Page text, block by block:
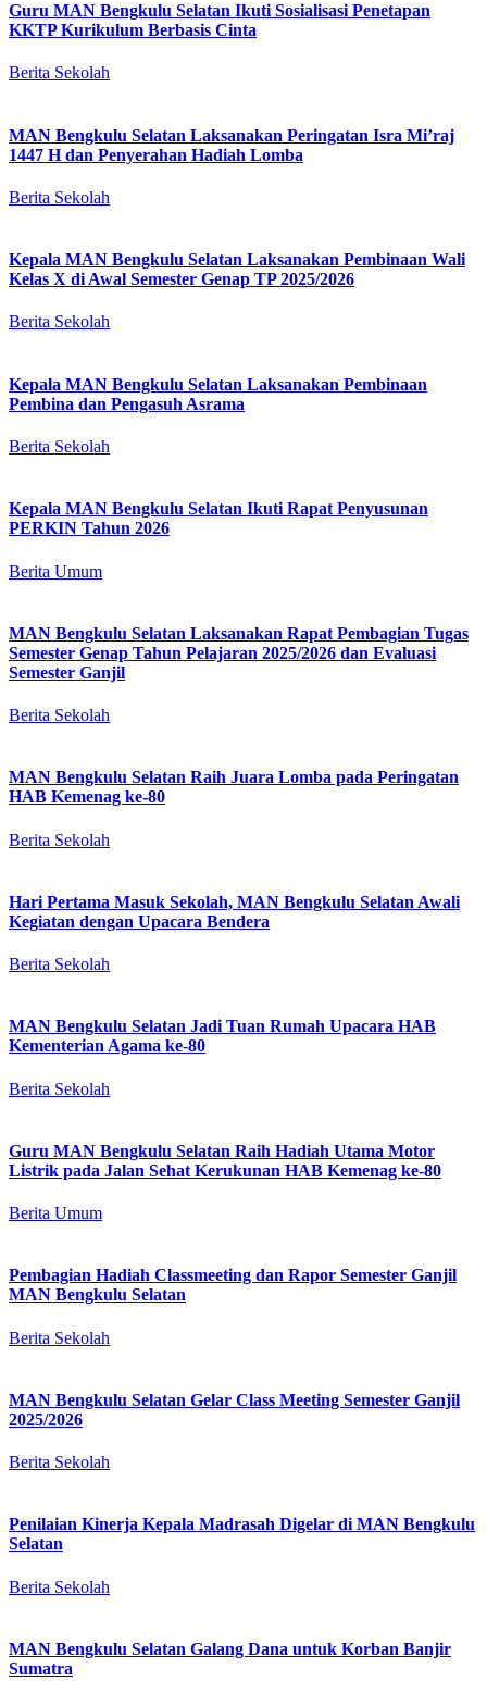
Guru MAN Bengkulu Selatan Ikuti Sosialisasi Penetapan
KKTP Kurikulum Berbasis Cinta
Berita Sekolah
MAN Bengkulu Selatan Laksanakan Peringatan Isra Mi’raj
1447 H dan Penyerahan Hadiah Lomba
Berita Sekolah
Kepala MAN Bengkulu Selatan Laksanakan Pembinaan Wali
Kelas X di Awal Semester Genap TP 2025/2026
Berita Sekolah
Kepala MAN Bengkulu Selatan Laksanakan Pembinaan
Pembina dan Pengasuh Asrama
Berita Sekolah
Kepala MAN Bengkulu Selatan Ikuti Rapat Penyusunan
PERKIN Tahun 2026
Berita Umum
MAN Bengkulu Selatan Laksanakan Rapat Pembagian Tugas
Semester Genap Tahun Pelajaran 2025/2026 dan Evaluasi
Semester Ganjil
Berita Sekolah
MAN Bengkulu Selatan Raih Juara Lomba pada Peringatan
HAB Kemenag ke-80
Berita Sekolah
Hari Pertama Masuk Sekolah, MAN Bengkulu Selatan Awali
Kegiatan dengan Upacara Bendera
Berita Sekolah
MAN Bengkulu Selatan Jadi Tuan Rumah Upacara HAB
Kementerian Agama ke-80
Berita Sekolah
Guru MAN Bengkulu Selatan Raih Hadiah Utama Motor
Listrik pada Jalan Sehat Kerukunan HAB Kemenag ke-80
Berita Umum
Pembagian Hadiah Classmeeting dan Rapor Semester Ganjil
MAN Bengkulu Selatan
Berita Sekolah
MAN Bengkulu Selatan Gelar Class Meeting Semester Ganjil
2025/2026
Berita Sekolah
Penilaian Kinerja Kepala Madrasah Digelar di MAN Bengkulu
Selatan
Berita Sekolah
MAN Bengkulu Selatan Galang Dana untuk Korban Banjir
Sumatra